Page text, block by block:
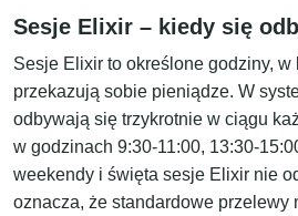
Sesje Elixir – kiedy się
Sesje Elixir to określone godziny, w
przekazują sobie pieniądze. W
odbywają się trzykrotnie w ciągu
w godzinach 9:30-11:00, 13:30-
weekendy i święta sesje Elixir nie
oznacza, że standardowe przelewy